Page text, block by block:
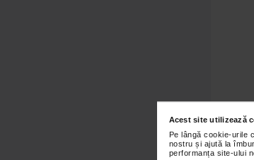
Acest site utilizează
Pe lângă cookie-urile
nostru și ajută la
performanța site-ului